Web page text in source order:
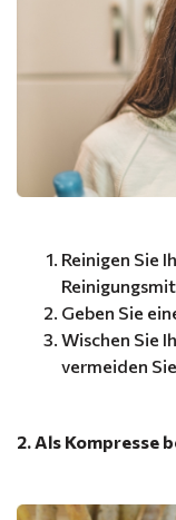
Reinigen Sie
Geben Sie
Wischen Sie
vermeiden
2. Als Kompresse